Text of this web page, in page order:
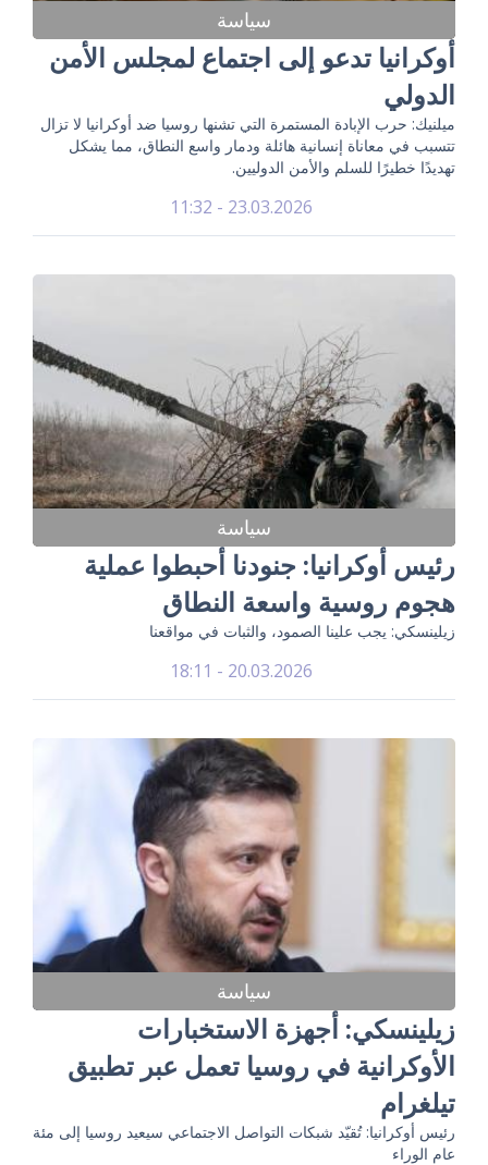
سياسة
أوكرانيا تدعو إلى اجتماع لمجلس الأمن
الدولي
ميلنيك: حرب الإبادة المستمرة التي تشنها روسيا ضد أوكرانيا لا تزال
تتسبب في معاناة إنسانية هائلة ودمار واسع النطاق، مما يشكل
تهديدًا خطيرًا للسلم والأمن الدوليين.
23.03.2026 - 11:32
سياسة
رئيس أوكرانيا: جنودنا أحبطوا عملية
هجوم روسية واسعة النطاق
زيلينسكي: يجب علينا الصمود، والثبات في مواقعنا
20.03.2026 - 18:11
سياسة
زيلينسكي: أجهزة الاستخبارات
الأوكرانية في روسيا تعمل عبر تطبيق
تيلغرام
رئيس أوكرانيا: تُقيّد شبكات التواصل الاجتماعي سيعيد روسيا إلى مئة
عام الوراء